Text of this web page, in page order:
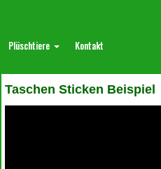
Plüschtiere Kontakt
Taschen Sticken Beispiel